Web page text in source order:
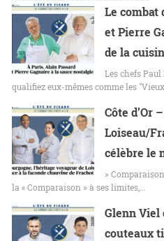
Le combat
et Pierre
de la
Les chefs
qualifiez eux-mêmes comme les
Côte d’Or
Loiseau/
célèbre le
»
la « Comparaison » à ses limites,…
Glenn Viel
couteaux